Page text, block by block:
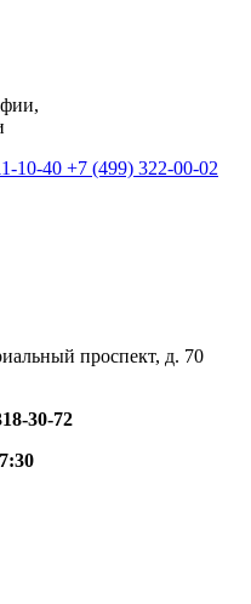
10-40 +7 (499) 322-00-02
проспект, д. 70
30-72